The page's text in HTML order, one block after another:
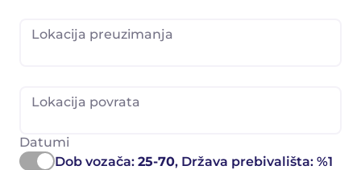
Lokacija preuzimanja
Lokacija povrata
Datumi
Dob vozača: 25-70, Država prebivališta: %1